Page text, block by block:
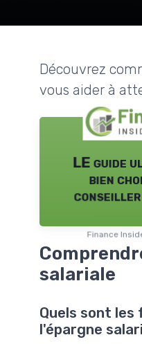
Découvrez
vous aider à
LE guide
bien
Finance
salariale
Quels sont
l'épargne